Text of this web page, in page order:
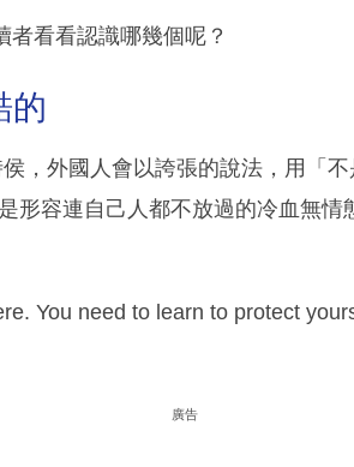
者看看認識哪幾個呢？
的
，外國人會以誇張的說法，用「
形容連自己人都不放過的冷血無情
You need to learn to protect
廣告